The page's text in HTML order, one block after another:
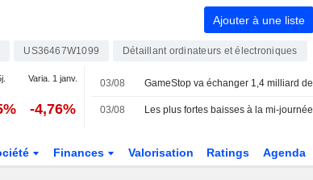
Ajouter à une liste
US36467W1099 Détaillant ordinateurs et électroniques
Varia. 1 janv.
-4,76%
03/08
03/08 Les plus fortes baisses à la mi-journée
Finances Valorisation Ratings Agenda